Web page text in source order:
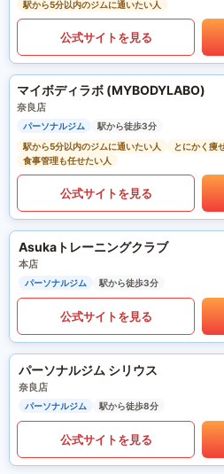
駅から5分以内のジムに通いたい人
公式サイトを見る
マイボディラボ (MYBODYLABO)
奈良店
パーソナルジム
駅から徒歩3分
駅から5分以内のジムに通いたい人
とにかく痩
食事管理も任せたい人
公式サイトを見る
Asukaトレーニングクラブ
本店
パーソナルジム 駅から徒歩3分
公式サイトを見る
パーソナルジム シリウス
奈良店
パーソナルジム 駅から徒歩8分
公式サイトを見る